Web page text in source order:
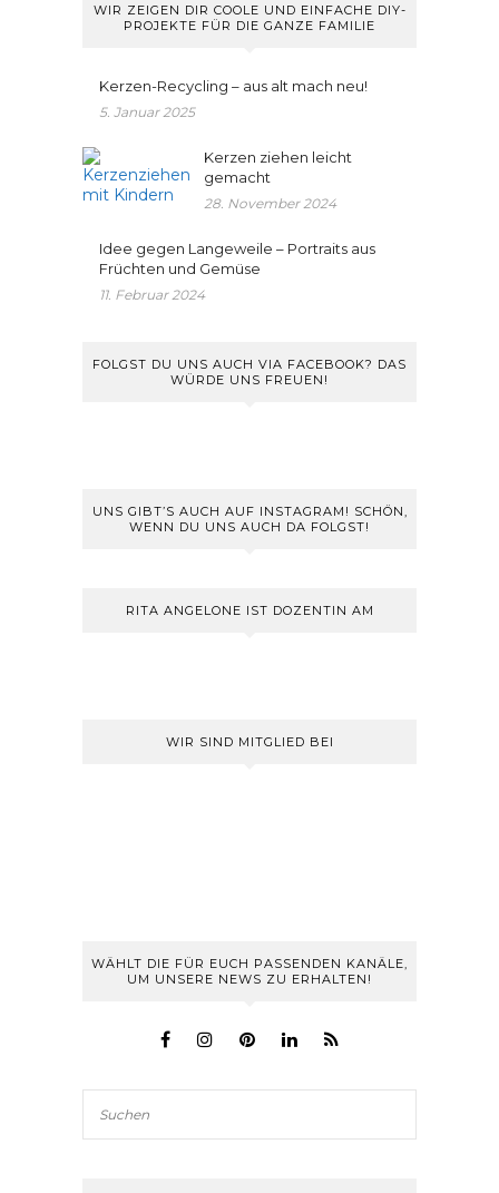
WIR ZEIGEN DIR COOLE UND EINFACHE DIY-
PROJEKTE FÜR DIE GANZE FAMILIE
Kerzen-Recycling – aus alt mach neu!
5. Januar 2025
Kerzen ziehen leicht
gemacht
28. November 2024
Idee gegen Langeweile – Portraits aus
Früchten und Gemüse
11. Februar 2024
FOLGST DU UNS AUCH VIA FACEBOOK? DAS
WÜRDE UNS FREUEN!
UNS GIBT’S AUCH AUF INSTAGRAM! SCHÖN,
WENN DU UNS AUCH DA FOLGST!
RITA ANGELONE IST DOZENTIN AM
WIR SIND MITGLIED BEI
WÄHLT DIE FÜR EUCH PASSENDEN KANÄLE,
UM UNSERE NEWS ZU ERHALTEN!